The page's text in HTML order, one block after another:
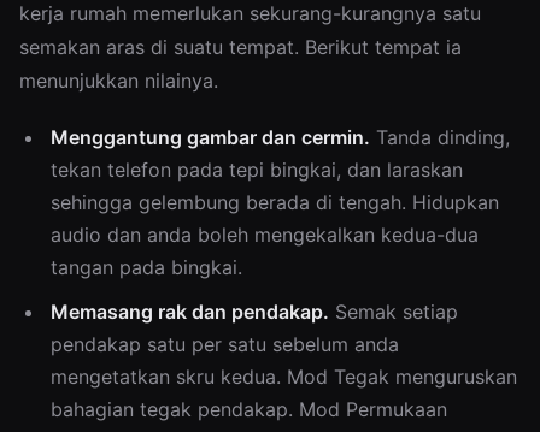
kerja rumah memerlukan sekurang-kurangnya satu
semakan aras di suatu tempat. Berikut tempat ia
menunjukkan nilainya.
Menggantung gambar dan cermin. Tanda dinding,
tekan telefon pada tepi bingkai, dan laraskan
sehingga gelembung berada di tengah. Hidupkan
audio dan anda boleh mengekalkan kedua-dua
tangan pada bingkai.
Memasang rak dan pendakap. Semak setiap
pendakap satu per satu sebelum anda
mengetatkan skru kedua. Mod Tegak menguruskan
bahagian tegak pendakap. Mod Permukaan